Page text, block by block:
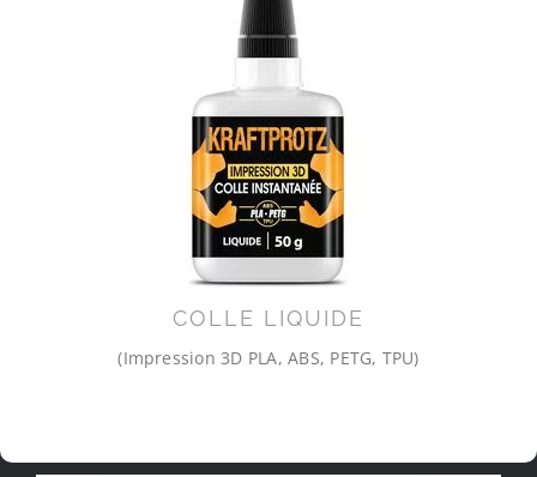
COLLE LIQUIDE
(Impression 3D PLA, ABS, PETG, TPU)